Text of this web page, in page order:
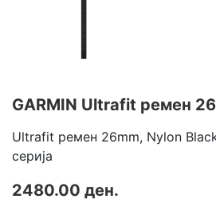
GARMIN Ultrafit ремен
Ultrafit ремен 26mm, Nylon
серија
2480.00 ден.